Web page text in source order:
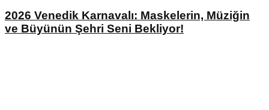
2026 Venedik Karnavalı: Maskelerin, Müziğin
ve Büyünün Şehri Seni Bekliyor!